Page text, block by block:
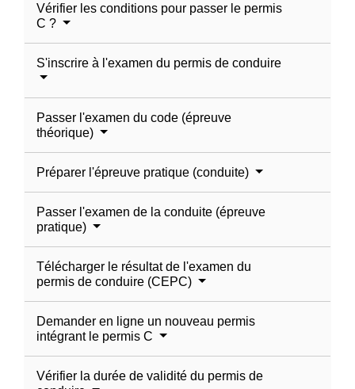
Vérifier les conditions pour passer le permis
C ?
S'inscrire à l'examen du permis de conduire
Passer l'examen du code (épreuve
théorique)
Préparer l'épreuve pratique (conduite)
Passer l'examen de la conduite (épreuve
pratique)
Télécharger le résultat de l'examen du
permis de conduire (CEPC)
Demander en ligne un nouveau permis
intégrant le permis C
Vérifier la durée de validité du permis de